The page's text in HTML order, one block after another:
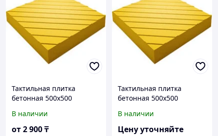
Тактильная плитка
бетонная 500х500
В наличии
от2 900₸
Тактильная плитка
бетонная 500х500
В наличии
Цену уточняйте